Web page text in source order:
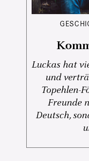
Luckas hat
und
Topehlen-
Freunde
Deutsch,